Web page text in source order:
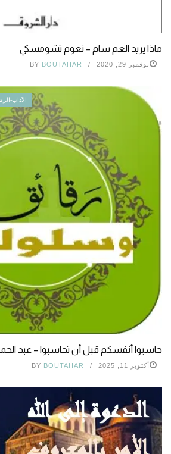
ماذا يريد العم سام – نعوم تشومسكي
نوفمبر 29, 2020 BY BOUTAHAR
الآداب-
حاسبوا أنفسكم قبل أن تحاسبوا – عبد
أكتوبر 11, 2025 BY BOUTAHAR